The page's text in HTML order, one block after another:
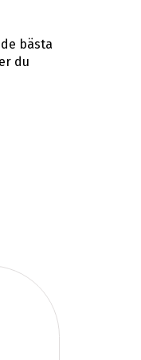
bästa
du